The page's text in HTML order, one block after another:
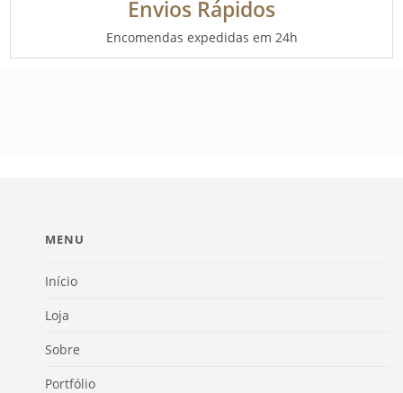
Envios Rápidos
Encomendas expedidas em 24h
MENU
Início
Loja
Sobre
Portfólio